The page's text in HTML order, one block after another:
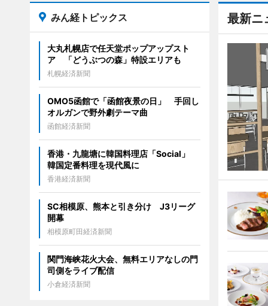
最新ニ
みん経トピックス
大丸札幌店で任天堂ポップアップスト
ア 「どうぶつの森」特設エリアも
札幌経済新聞
OMO5函館で「函館夜景の日」 手回し
オルガンで野外劇テーマ曲
函館経済新聞
香港・九龍塘に韓国料理店「Social」
韓国定番料理を現代風に
香港経済新聞
SC相模原、熊本と引き分け J3リーグ
開幕
相模原町田経済新聞
関門海峡花火大会、無料エリアなしの門
司側をライブ配信
小倉経済新聞